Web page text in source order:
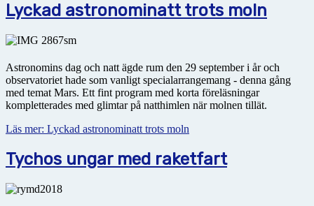
Lyckad astronominatt trots moln
Astronomins dag och natt ägde rum den 29 september i år och
observatoriet hade som vanligt specialarrangemang - denna gång
med temat Mars. Ett fint program med korta föreläsningar
kompletterades med glimtar på natthimlen när molnen tillät.
Läs mer: Lyckad astronominatt trots moln
Tychos ungar med raketfart